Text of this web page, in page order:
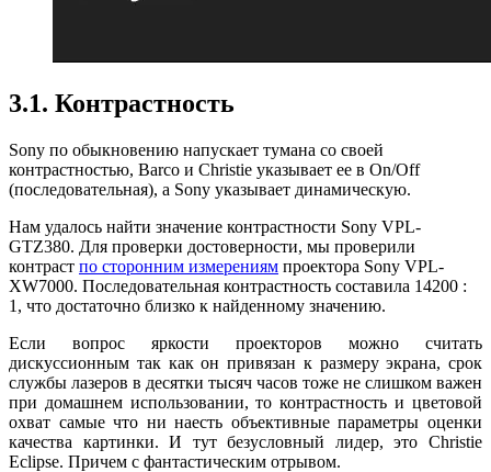
3.1. Контрастность
Sony по обыкновению напускает тумана со своей
контрастностью, Barco и Christie указывает ее в On/Off
(последовательная), а Sony указывает динамическую.
Нам удалось найти значение контрастности Sony VPL-
GTZ380. Для проверки достоверности, мы проверили
контраст по сторонним измерениям проектора Sony VPL-
XW7000. Последовательная контрастность составила 14200 :
1, что достаточно близко к найденному значению.
Если вопрос яркости проекторов можно считать
дискуссионным так как он привязан к размеру экрана, срок
службы лазеров в десятки тысяч часов тоже не слишком важен
при домашнем использовании, то контрастность и цветовой
охват самые что ни наесть объективные параметры оценки
качества картинки. И тут безусловный лидер, это Christie
Eclipse. Причем с фантастическим отрывом.